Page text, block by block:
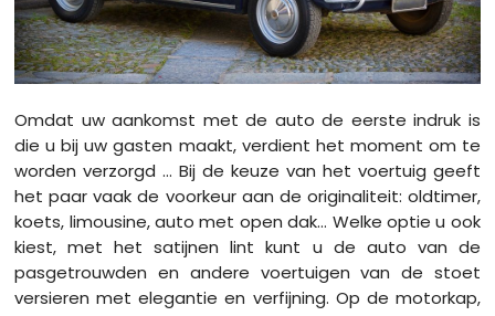
Omdat uw aankomst met de auto de eerste indruk is
die u bij uw gasten maakt, verdient het moment om te
worden verzorgd ... Bij de keuze van het voertuig geeft
het paar vaak de voorkeur aan de originaliteit: oldtimer,
koets, limousine, auto met open dak... Welke optie u ook
kiest, met het satijnen lint kunt u de auto van de
pasgetrouwden en andere voertuigen van de stoet
versieren met elegantie en verfijning. Op de motorkap,